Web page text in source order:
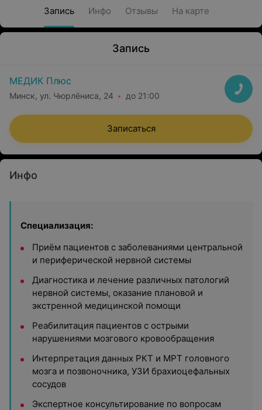
Запись Инфо Отзывы На карте
Запись
МЕДИК Плюс
Минск, ул. Чюрлёниса, 24 до 21:00
Записаться
Инфо
Специализация:
Приём пациентов с заболеваниями центральной
и периферической нервной системы
Диагностика и лечение различных патологий
нервной системы, оказание плановой и
экстренной медицинской помощи
Реабилитация пациентов с острыми
нарушениями мозгового кровообращения
Интерпретация данных РКТ и МРТ головного
мозга и позвоночника, УЗИ брахиоцефальных
сосудов
Экспертное консультирование по вопросам